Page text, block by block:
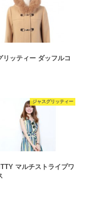
リッティー ダッフルコ
ジャスグリッティー
マルチストライプワ